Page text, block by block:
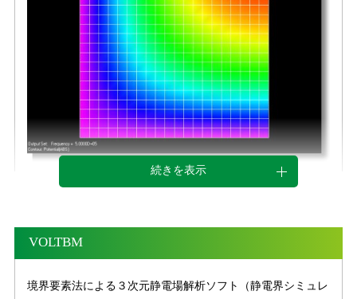
モジュール構成
● VOLT : 2次元・軸対称及び3次元用モジュール
・有限要素法による電場解析ソフトウェア(電界シミュ
レータ)で、静解析及び過渡応答解析をおこないま
・３次元・２次元及び軸対称問題を扱うことが出来ま
続きを表示
VOLTBM
境界要素法による３次元静電場解析ソフト（静電界シミュレ